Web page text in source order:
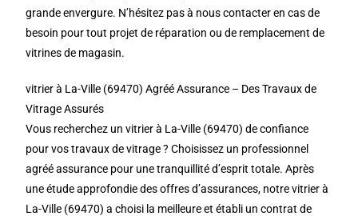
grande envergure. N’hésitez pas à nous contacter en cas de
besoin pour tout projet de réparation ou de remplacement de
vitrines de magasin.
vitrier à La-Ville (69470) Agréé Assurance – Des Travaux de
Vitrage Assurés
Vous recherchez un vitrier à La-Ville (69470) de confiance
pour vos travaux de vitrage ? Choisissez un professionnel
agréé assurance pour une tranquillité d’esprit totale. Après
une étude approfondie des offres d’assurances, notre vitrier à
La-Ville (69470) a choisi la meilleure et établi un contrat de